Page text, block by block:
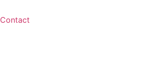
Contact